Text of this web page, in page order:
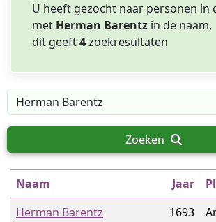
U heeft gezocht naar personen in
met Herman Barentz in de naam,
dit geeft4zoekresultaten
Zoeken
Naam Jaar
Herman Barentz
1693